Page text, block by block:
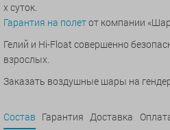
х суток.
Гарантия на полетот компании
Гелий и Hi-Float совершенно
взрослых.
Заказать воздушные шары на
Состав Гарантия Доставка